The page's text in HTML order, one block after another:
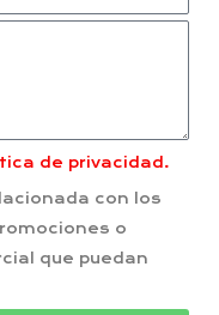
de privacidad.
con los
o
que puedan